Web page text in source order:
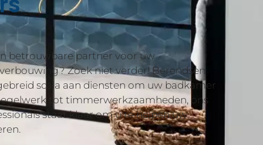
betrouwbare partner voor uw
Zoek niet verder! Berendsen
scala aan diensten om uw badkamer
tot timmerwerkzaamheden, ons
staat klaar om u te helpen uw